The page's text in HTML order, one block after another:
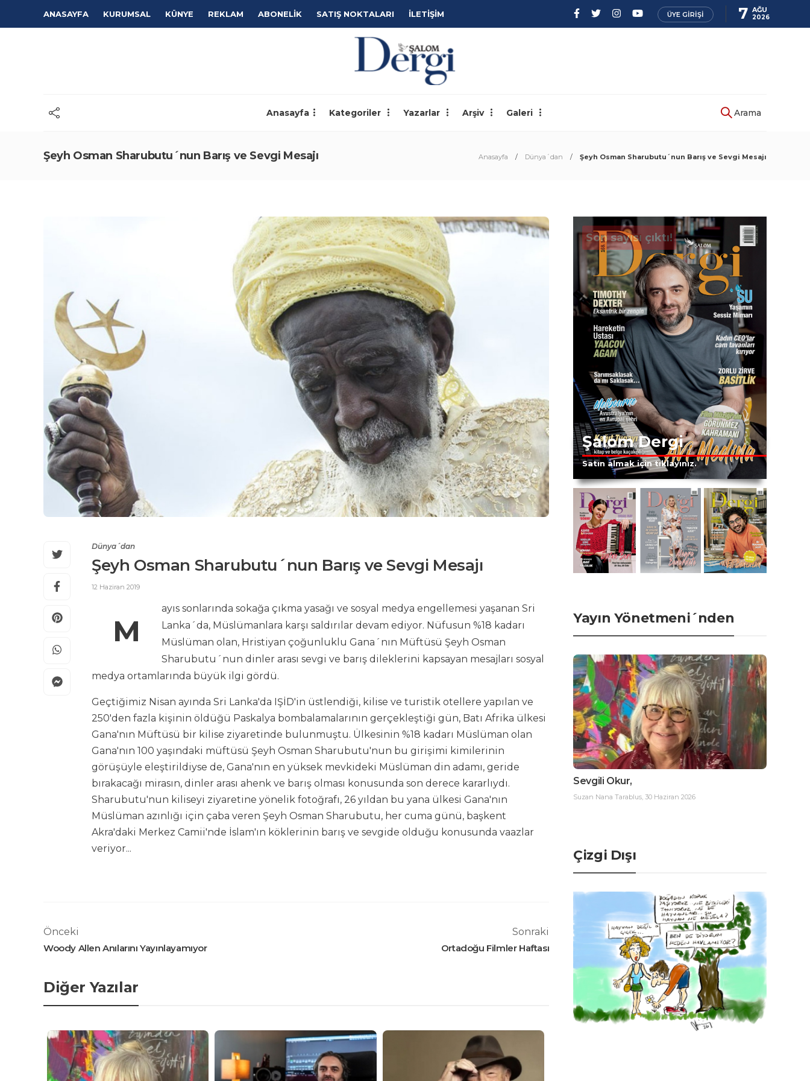
ANASAYFA KURUMSAL KÜNYE REKLAM ABONELİK SATIŞ NOKTALARI İLETİŞİM ÜYE GIRIŞI 7 AĞU
2026
Anasayfa Kategoriler Yazarlar Arşiv Galeri Arama
Şeyh Osman Sharubutu´nun Barış ve Sevgi Mesajı Anasayfa Dünya´dan Şeyh Osman Sharubutu´nun Barış ve Sevgi Mesajı
Dünya´dan
Şeyh Osman Sharubutu´nun Barış ve Sevgi Mesajı
12 Haziran 2019
M
ayıs sonlarında sokağa çıkma yasağı ve sosyal medya engellemesi yaşanan Sri
Lanka´da, Müslümanlara karşı saldırılar devam ediyor. Nüfusun %18 kadarı
Müslüman olan, Hristiyan çoğunluklu Gana´nın Müftüsü Şeyh Osman
Sharubutu´nun dinler arası sevgi ve barış dileklerini kapsayan mesajları sosyal
medya ortamlarında büyük ilgi gördü.
Geçtiğimiz Nisan ayında Sri Lanka'da IŞİD'in üstlendiği, kilise ve turistik otellere yapılan ve
250'den fazla kişinin öldüğü Paskalya bombalamalarının gerçekleştiği gün, Batı Afrika ülkesi
Gana'nın Müftüsü bir kilise ziyaretinde bulunmuştu. Ülkesinin %18 kadarı Müslüman olan
Gana'nın 100 yaşındaki müftüsü Şeyh Osman Sharubutu'nun bu girişimi kimilerinin
görüşüyle eleştirildiyse de, Gana'nın en yüksek mevkideki Müslüman din adamı, geride
bırakacağı mirasın, dinler arası ahenk ve barış olması konusunda son derece kararlıydı.
Sharubutu'nun kiliseyi ziyaretine yönelik fotoğrafı, 26 yıldan bu yana ülkesi Gana'nın
Müslüman azınlığı için çaba veren Şeyh Osman Sharubutu, her cuma günü, başkent
Akra'daki Merkez Camii'nde İslam'ın köklerinin barış ve sevgide olduğu konusunda vaazlar
veriyor...
Önceki
Woody Allen Anılarını Yayınlayamıyor
Sonraki
Ortadoğu Filmler Haftası
Diğer Yazılar
Son sayısı çıktı!
Şalom Dergi
Satın almak için tıklayınız.
Yayın Yönetmeni´nden
Sevgili Okur,
Suzan Nana Tarablus, 30 Haziran 2026
Çizgi Dışı